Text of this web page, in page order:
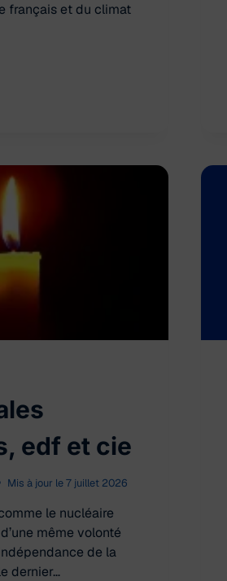
français et du climat
edf et cie
Mis à jour le7 juillet 2026
le nucléaire
même volonté
de la
dernier…